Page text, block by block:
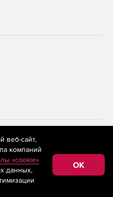
применяются
(информационные технологии
сбора,
относящихся к
«Интернет»,
Федерации)
веб-сайт,
компаний
«cookie»
данных,
OK